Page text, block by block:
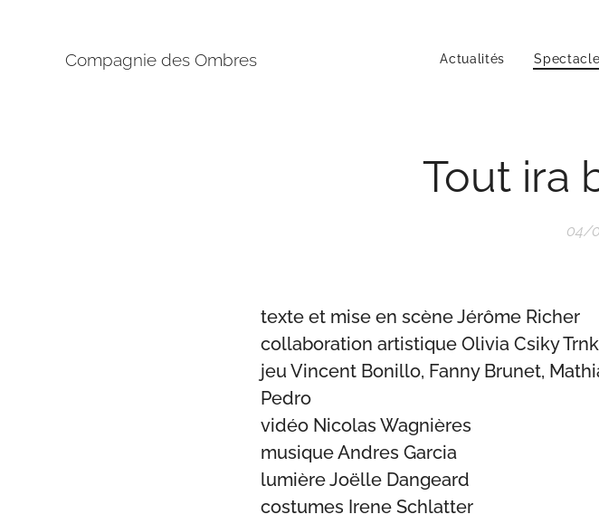
Compagnie des Ombres Actualités
Tout ira
04/
texte et mise en scène Jérôme Richer
collaboration artistique Olivia Csiky
jeu Vincent Bonillo, Fanny Brunet,
Pedro
vidéo Nicolas Wagnières
musique Andres Garcia
lumière Joëlle Dangeard
costumes Irene Schlatter